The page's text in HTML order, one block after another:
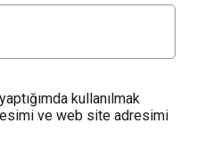
kullanılmak
ve web site adresimi